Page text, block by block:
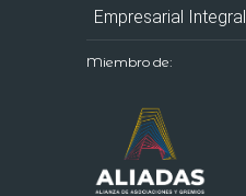
Empresarial Integral
Miembro de: